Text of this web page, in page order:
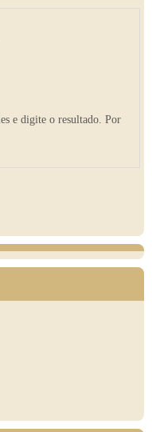
e digite o resultado. Por